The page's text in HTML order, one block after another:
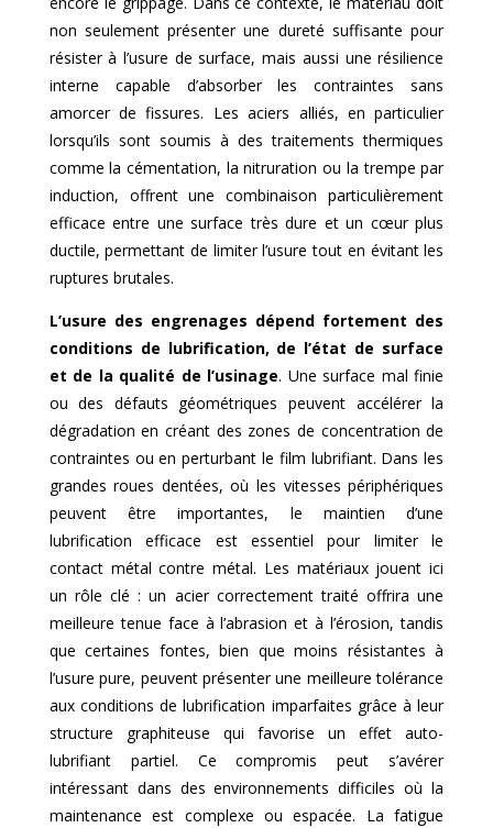
non seulement présenter une dureté suffisante pour
résister à l’usure de surface, mais aussi une résilience
interne capable d’absorber les contraintes sans
amorcer de fissures. Les aciers alliés, en particulier
lorsqu’ils sont soumis à des traitements thermiques
comme la cémentation, la nitruration ou la trempe par
induction, offrent une combinaison particulièrement
efficace entre une surface très dure et un cœur plus
ductile, permettant de limiter l’usure tout en évitant les
ruptures brutales.
L’usure des engrenages dépend fortement des
conditions de lubrification, de l’état de surface
et de la qualité de l’usinage. Une surface mal finie
ou des défauts géométriques peuvent accélérer la
dégradation en créant des zones de concentration de
contraintes ou en perturbant le film lubrifiant. Dans les
grandes roues dentées, où les vitesses périphériques
peuvent être importantes, le maintien d’une
lubrification efficace est essentiel pour limiter le
contact métal contre métal. Les matériaux jouent ici
un rôle clé : un acier correctement traité offrira une
meilleure tenue face à l’abrasion et à l’érosion, tandis
que certaines fontes, bien que moins résistantes à
l’usure pure, peuvent présenter une meilleure tolérance
aux conditions de lubrification imparfaites grâce à leur
structure graphiteuse qui favorise un effet auto-
lubrifiant partiel. Ce compromis peut s’avérer
intéressant dans des environnements difficiles où la
maintenance est complexe ou espacée. La fatigue